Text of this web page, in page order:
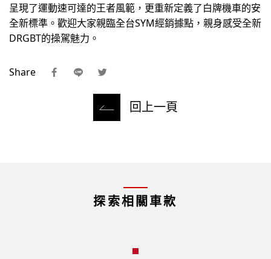
呈現了運動速可達的王者風範，更重新定義了白牌機車的安
全新標準。歡迎大家親臨全台SYM經銷據點，親身感受全新
DRGBT的操駕魅力。
Share
回上一頁
探索相關車款